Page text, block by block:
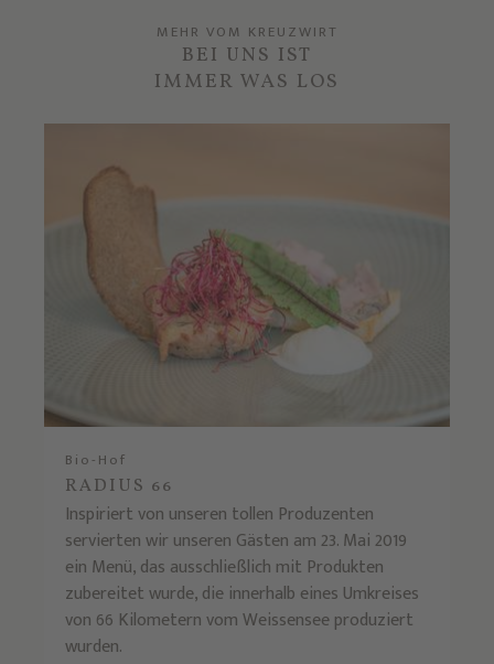
MEHR VOM KREUZWIRT
BEI UNS IST
IMMER WAS LOS
Bio-Hof
RADIUS 66
Inspiriert von unseren tollen Produzenten
servierten wir unseren Gästen am 23. Mai 2019
ein Menü, das ausschließlich mit Produkten
zubereitet wurde, die innerhalb eines Umkreises
von 66 Kilometern vom Weissensee produziert
wurden.